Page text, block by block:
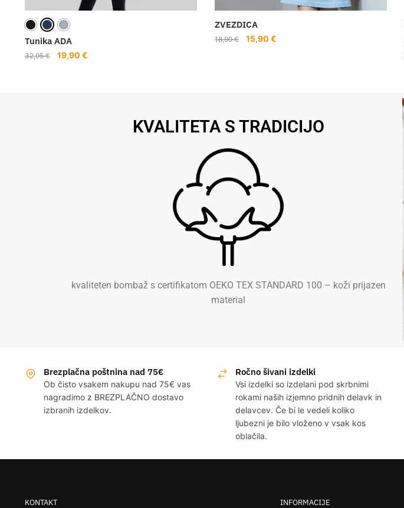
Tunika ADA
32,95€ 19,90 €
ZVEZDICA
18,90€ 15,90€
KVALITETA S TRADICIJO
kvaliteten bombaž s certifikatom OEKO TEX STANDARD 100 – koži prijazen
material
Brezplačna poštnina nad 75€
Ob čisto vsakem nakupu nad 75€ vas
nagradimo z BREZPLAČNO dostavo
izbranih izdelkov.
Ročno šivani izdelki
Vsi izdelki so izdelani pod skrbnimi
rokami naših izjemno pridnih delavk in
delavcev. Če bi le vedeli koliko
ljubezni je bilo vloženo v vsak kos
oblačila.
KONTAKT INFORMACIJE